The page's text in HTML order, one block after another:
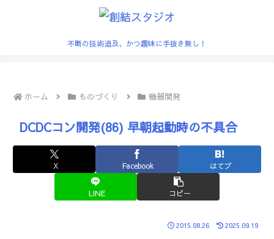
不断の技術追及、かつ趣味に手抜き無し！
ホーム ものづくり 機器開発
DCDCコン開発(86) 早朝起動時の不具合
X Facebook はてブ
LINE コピー
2015.08.26 2025.09.19